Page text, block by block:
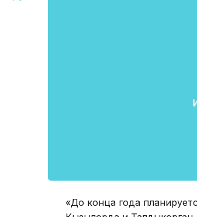
«До конца года